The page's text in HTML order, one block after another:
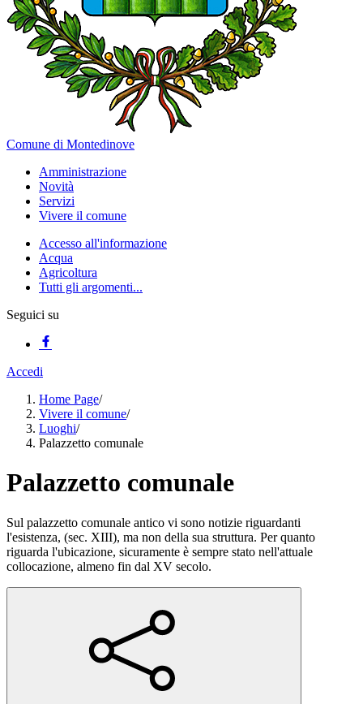
Comune di Montedinove
Amministrazione
Novità
Servizi
Vivere il comune
Accesso all'informazione
Acqua
Agricoltura
Tutti gli argomenti...
Seguici su
Accedi
Home Page/
Vivere il comune/
Luoghi/
Palazzetto comunale
Palazzetto comunale
Sul palazzetto comunale antico vi sono notizie riguardanti
l'esistenza, (sec. XIII), ma non della sua struttura. Per quanto
riguarda l'ubicazione, sicuramente è sempre stato nell'attuale
collocazione, almeno fin dal XV secolo.